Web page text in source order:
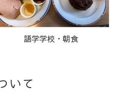
語学学校・朝食
いて